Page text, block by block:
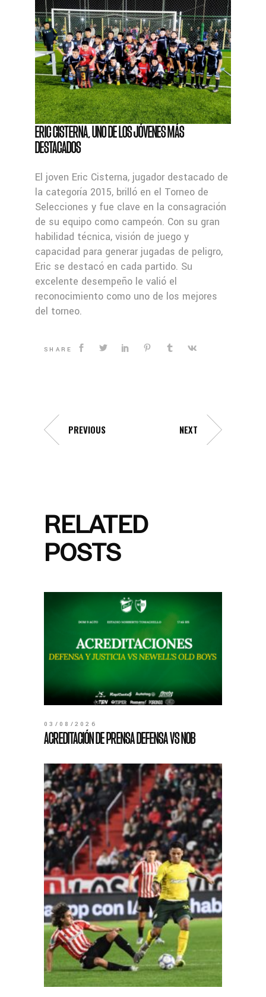
ERIC CISTERNA, UNO DE LOS JÓVENES MÁS
DESTACADOS
El joven Eric Cisterna, jugador destacado de
la categoría 2015, brilló en el Torneo de
Selecciones y fue clave en la consagración
de su equipo como campeón. Con su gran
habilidad técnica, visión de juego y
capacidad para generar jugadas de peligro,
Eric se destacó en cada partido. Su
excelente desempeño le valió el
reconocimiento como uno de los mejores
del torneo.
SHARE
PREVIOUS NEXT
RELATED
POSTS
03/08/2026
ACREDITACIÓN DE PRENSA DEFENSA VS NOB